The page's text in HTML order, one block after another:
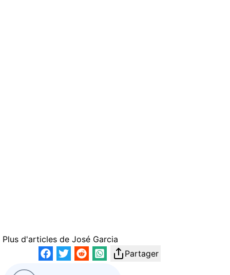
Plus d'articles de José Garcia
Partager